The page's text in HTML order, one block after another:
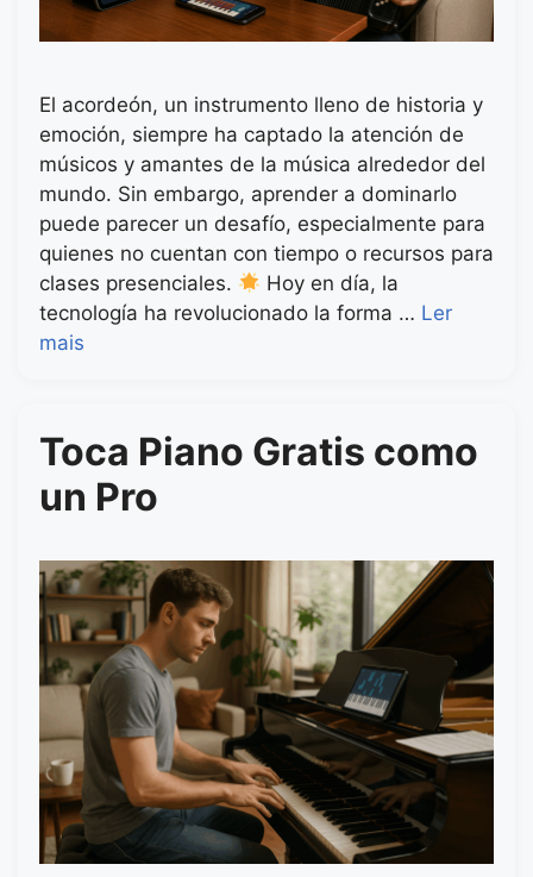
El acordeón, un instrumento lleno de historia y
emoción, siempre ha captado la atención de
músicos y amantes de la música alrededor del
mundo. Sin embargo, aprender a dominarlo
puede parecer un desafío, especialmente para
quienes no cuentan con tiempo o recursos para
clases presenciales.
Hoy en día, la
tecnología ha revolucionado la forma … Ler
mais
Toca Piano Gratis como
un Pro